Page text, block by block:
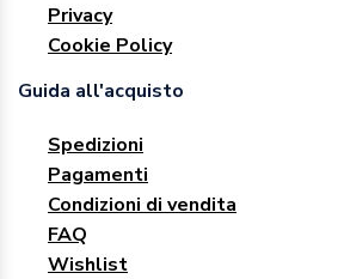
Privacy
Cookie Policy
Guida all'acquisto
Spedizioni
Pagamenti
Condizioni di vendita
FAQ
Wishlist